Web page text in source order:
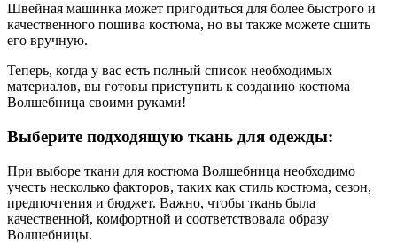
Швейная машинка может пригодиться для более быстрого и
качественного пошива костюма, но вы также можете сшить
его вручную.
Теперь, когда у вас есть полный список необходимых
материалов, вы готовы приступить к созданию костюма
Волшебница своими руками!
Выберите подходящую ткань для одежды:
При выборе ткани для костюма Волшебница необходимо
учесть несколько факторов, таких как стиль костюма, сезон,
предпочтения и бюджет. Важно, чтобы ткань была
качественной, комфортной и соответствовала образу
Волшебницы.